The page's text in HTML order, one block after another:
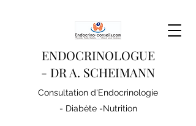
ENDOCRINOLOGUE
- DR A. SCHEIMANN
Consultation d'Endocrinologie
- Diabète -Nutrition